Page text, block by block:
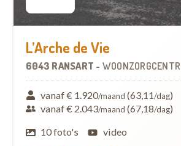
L’Arche de Vie
6043 RANSART -
vanaf € 1.920/maand (63,11/dag)
vanaf € 2.043/maand (67,18/dag)
10 foto's
video